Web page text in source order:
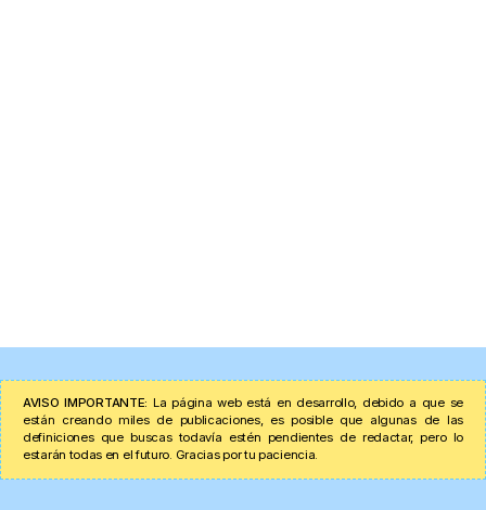
AVISO IMPORTANTE: La página web está en desarrollo, debido a que se
están creando miles de publicaciones, es posible que algunas de las
definiciones que buscas todavía estén pendientes de redactar, pero lo
estarán todas en el futuro. Gracias por tu paciencia.